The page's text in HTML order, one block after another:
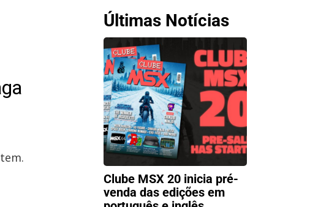
Últimas Notícias
Clube MSX 20 inicia pré-
venda das edições em